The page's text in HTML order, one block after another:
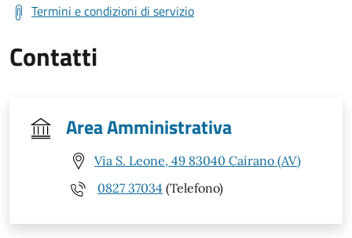
Termini e condizioni di servizio
Contatti
Area Amministrativa
Via S. Leone, 49 83040 Cairano (AV)
0827 37034 (Telefono)